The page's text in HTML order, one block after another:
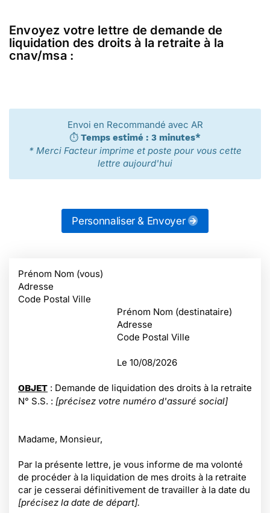
Envoyez votre lettre de demande de
liquidation des droits à la retraite à la
cnav/msa :
Envoi en Recommandé avec AR
⏱️ Temps estimé : 3 minutes*
* Merci Facteur imprime et poste pour vous cette
lettre aujourd'hui
Personnaliser & Envoyer
Prénom Nom (vous)
Adresse
Code Postal Ville
Prénom Nom (destinataire)
Adresse
Code Postal Ville
Le 10/08/2026
OBJET : Demande de liquidation des droits à la retraite
N° S.S. : [précisez votre numéro d'assuré social]
Madame, Monsieur,
Par la présente lettre, je vous informe de ma volonté
de procéder à la liquidation de mes droits à la retraite
car je cesserai définitivement de travailler à la date du
[précisez la date de départ].